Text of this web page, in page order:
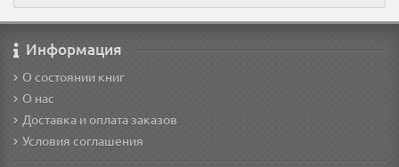
Информация
О состоянии книг
О нас
Доставка и оплата заказов
Условия соглашения